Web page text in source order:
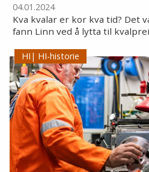
04.01.2024
Kva kvalar er kor kva tid? Det
fann Linn ved å lytta til
HI-historie